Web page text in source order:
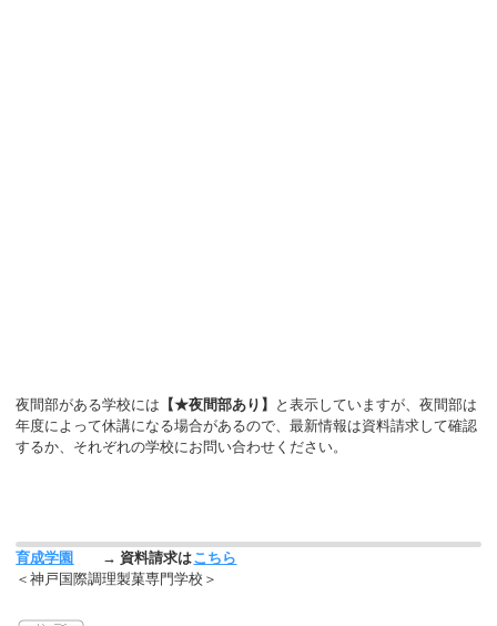
夜間部がある学校には 【★夜間部あり】
と表示していますが、夜間部は
年度によって休講になる場合があるので、最新情報は資料請求して確認
するか、それぞれの学校にお問い合わせください。
育成学園 → 資料請求はこちら
＜神戸国際調理製菓専門学校＞